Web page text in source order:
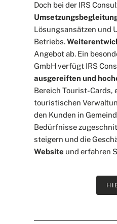
Doch bei der IRS
Lösungsansätzen und
Betriebs.
Angebot ab. Ein
GmbH verfügt IRS
ausgereiften und
Bereich Tourist-Cards,
touristischen
den Kunden in
Bedürfnisse
steigern und die
Website und erfahren